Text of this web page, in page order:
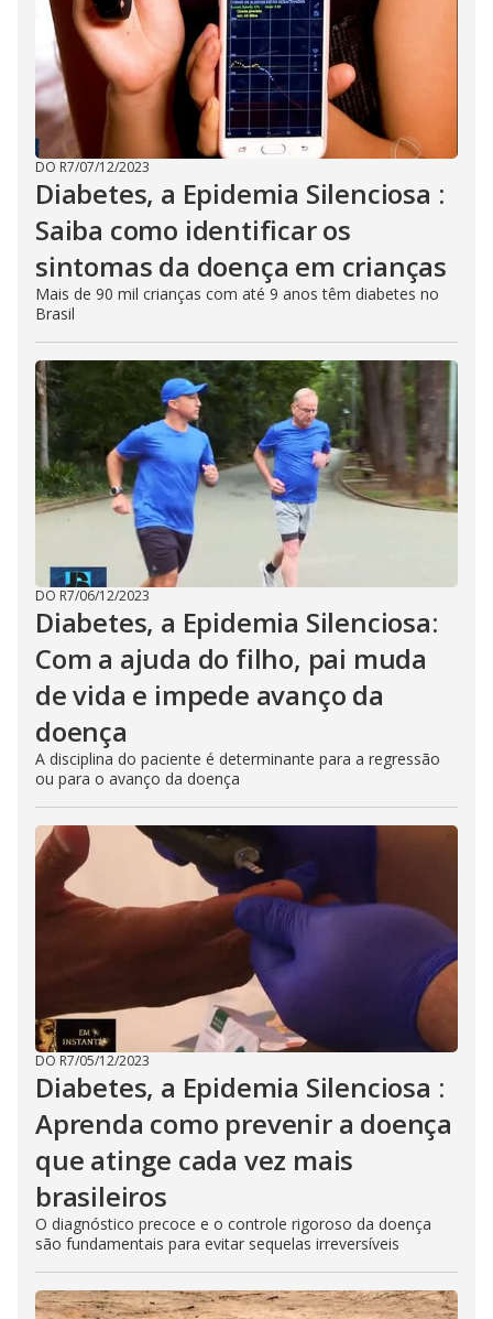
DO R7/07/12/2023
Diabetes, a Epidemia Silenciosa :
Saiba como identificar os
sintomas da doença em crianças
Mais de 90 mil crianças com até 9 anos têm diabetes no
Brasil
DO R7/06/12/2023
Diabetes, a Epidemia Silenciosa:
Com a ajuda do filho, pai muda
de vida e impede avanço da
doença
A disciplina do paciente é determinante para a regressão
ou para o avanço da doença
DO R7/05/12/2023
Diabetes, a Epidemia Silenciosa :
Aprenda como prevenir a doença
que atinge cada vez mais
brasileiros
O diagnóstico precoce e o controle rigoroso da doença
são fundamentais para evitar sequelas irreversíveis